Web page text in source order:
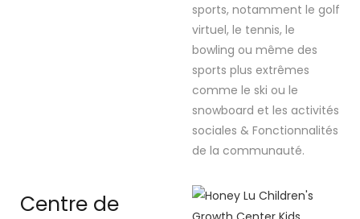
sports, notamment le golf
virtuel, le tennis, le
bowling ou même des
sports plus extrêmes
comme le ski ou le
snowboard et les activités
sociales & Fonctionnalités
de la communauté.
Centre de